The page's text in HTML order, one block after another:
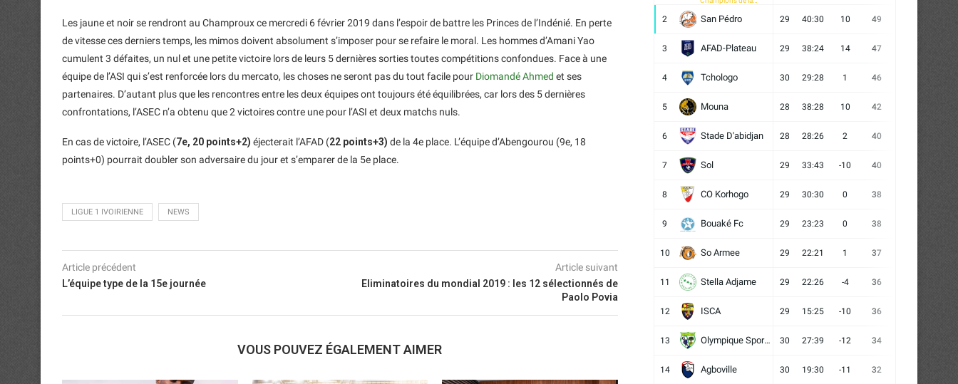
Les jaune et noir se rendront au Champroux ce mercredi 6 février 2019 dans l’espoir de battre les Princes de l’Indénié. En perte
de vitesse ces derniers temps, les mimos doivent absolument s’imposer pour se refaire le moral. Les hommes d’Amani Yao
cumulent 3 défaites, un nul et une petite victoire lors de leurs 5 dernières sorties toutes compétitions confondues. Face à une
équipe de l’ASI qui s’est renforcée lors du mercato, les choses ne seront pas du tout facile pour Diomandé Ahmed et ses
partenaires. D’autant plus que les rencontres entre les deux équipes ont toujours été équilibrées, car lors des 5 dernières
confrontations, l’ASEC n’a obtenu que 2 victoires contre une pour l’ASI et deux matchs nuls.
En cas de victoire, l’ASEC (7e, 20 points+2) éjecterait l’AFAD (22 points+3) de la 4e place. L’équipe d’Abengourou (9e, 18
points+0) pourrait doubler son adversaire du jour et s’emparer de la 5e place.
LIGUE 1 IVOIRIENNE NEWS
Article précédent
L’équipe type de la 15e journée
Article suivant
Eliminatoires du mondial 2019 : les 12 sélectionnés de
Paolo Povia
VOUS POUVEZ ÉGALEMENT AIMER
2 San Pédro 29 40:30 10 49
3 AFAD-Plateau 29 38:24 14 47
4 Tchologo 30 29:28 1 46
5 Mouna 28 38:28 10 42
6 Stade D'abidjan 28 28:26 2 40
7 Sol 29 33:43 -10 40
8 CO Korhogo 29 30:30 0 38
9 Bouaké Fc 29 23:23 0 38
10 So Armee 29 22:21 1 37
11 Stella Adjame 29 22:26 -4 36
12 ISCA 29 15:25 -10 36
13 Olympique Sport d'Abobo FC 30 27:39 -12 34
14 Agboville 30 19:30 -11 32